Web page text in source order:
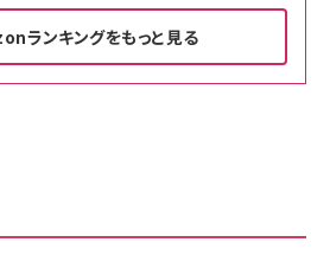
ランキングをもっと見る
正規品 メーカー保証5年 KLMEA128G
正規品 メーカー保証5年 KLMEA128G